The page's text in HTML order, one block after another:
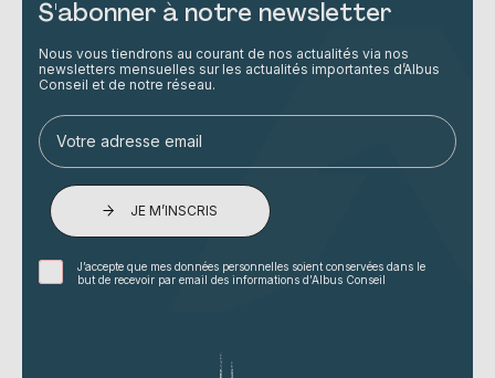
S'abonner à notre newsletter
Nous vous tiendrons au courant de nos actualités via nos
newsletters mensuelles sur les actualités importantes d’Albus
Conseil et de notre réseau.
JE M’INSCRIS
J’accepte que mes données personnelles soient conservées dans le
but de recevoir par email des informations d’Albus Conseil